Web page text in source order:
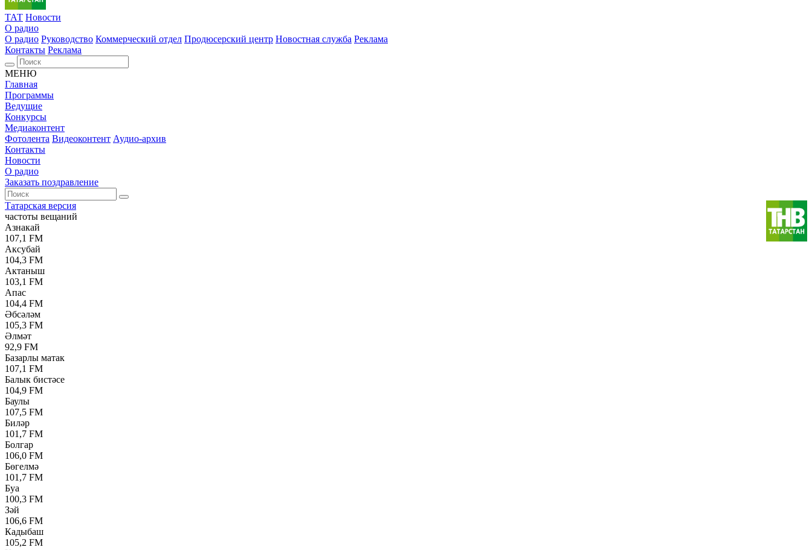
ТАТ Новости
О радио
О радио Руководство Коммерческий отдел Продюсерский центр Новостная служба Реклама
Контакты Реклама
МЕНЮ
Главная
Программы
Ведущие
Конкурсы
Медиаконтент
Фотолента Видеоконтент Аудио-архив
Контакты
Новости
О радио
Заказать поздравление
Татарская версия
частоты вещаний
Азнакай
107,1 FM
Аксубай
104,3 FM
Актаныш
103,1 FM
Апас
104,4 FM
Әбсәләм
105,3 FM
Әлмәт
92,9 FM
Базарлы матак
107,1 FM
Балык бистәсе
104,9 FM
Баулы
107,5 FM
Биләр
101,7 FM
Болгар
106,0 FM
Бөгелмә
101,7 FM
Буа
100,3 FM
Зәй
106,6 FM
Кадыбаш
105,2 FM